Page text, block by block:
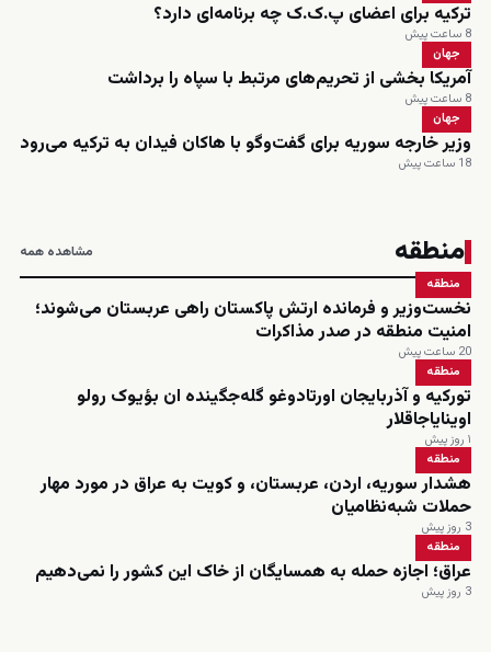
ترکیه برای اعضای پ.ک.ک چه برنامه‌ای دارد؟
8 ساعت پیش
جهان
آمریکا بخشی از تحریم‌های مرتبط با سپاه را برداشت
8 ساعت پیش
جهان
وزیر خارجه سوریه برای گفت‌وگو با هاکان فیدان به ترکیه می‌رود
18 ساعت پیش
منطقه مشاهده همه
منطقه
نخست‌وزیر و فرمانده ارتش پاکستان راهی عربستان می‌شوند؛
امنیت منطقه در صدر مذاکرات
20 ساعت پیش
منطقه
تورکیه و آذربایجان اورتادوغو گله‌جگینده ان بؤیوک رولو
اوینایاجاقلار
۱ روز پیش
منطقه
هشدار سوریه، اردن، عربستان، و کویت به عراق در مورد مهار
حملات شبه‌نظامیان
3 روز پیش
منطقه
عراق؛ اجازه حمله به همسایگان از خاک این کشور را نمی‌دهیم
3 روز پیش